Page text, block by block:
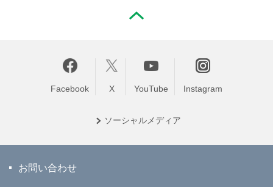
Facebook X YouTube Instagram
ソーシャル メディア
お問い合わせ